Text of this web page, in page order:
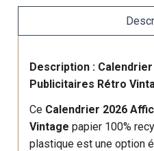
Description :
Publicitaires Rétro
Ce Calendrier 2026
Vintagepapier 100%
plastique est une option